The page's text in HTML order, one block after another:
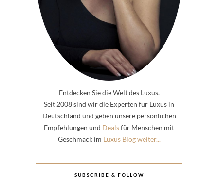
Entdecken Sie die Welt des Luxus.
Seit 2008 sind wir die Experten für Luxus in
Deutschland und geben unsere persönlichen
Empfehlungen und Dealsfür Menschen mit
Geschmack im Luxus Blog weiter...
SUBSCRIBE & FOLLOW